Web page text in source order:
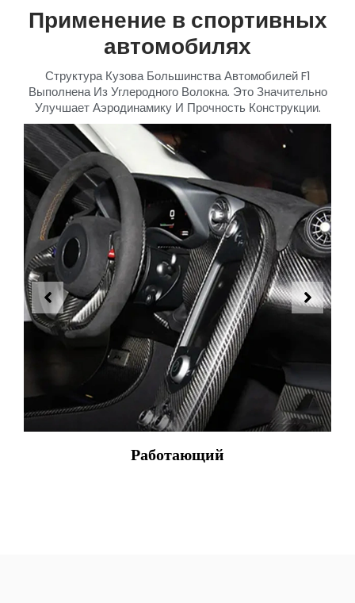
Применение в спортивных
автомобилях
Структура Кузова Большинства Автомобилей F1
Выполнена Из Углеродного Волокна. Это Значительно
Улучшает Аэродинамику И Прочность Конструкции.
Работающий